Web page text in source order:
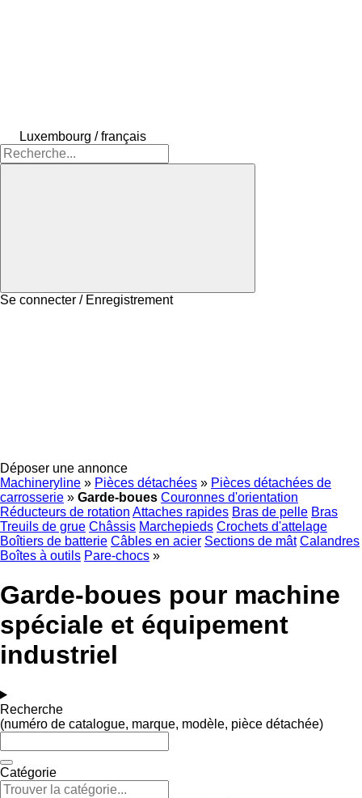
Luxembourg / français
Se connecter / Enregistrement
Déposer une annonce
Machineryline » Pièces détachées » Pièces détachées de
carrosserie » Garde-boues Couronnes d'orientation
Réducteurs de rotation Attaches rapides Bras de pelle Bras
Treuils de grue Châssis Marchepieds Crochets d'attelage
Boîtiers de batterie Câbles en acier Sections de mât Calandres
Boîtes à outils Pare-chocs »
Garde-boues pour machine
spéciale et équipement
industriel
Recherche
(numéro de catalogue, marque, modèle, pièce détachée)
Catégorie